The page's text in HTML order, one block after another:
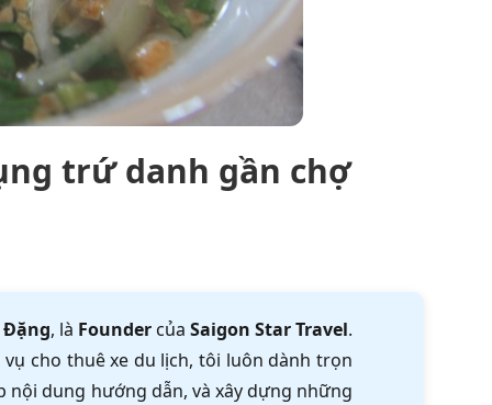
trứ danh gần chợ
, là Foundercủa Saigon Star Travel.
cho thuê xe du lịch, tôi luôn dành trọn
nội dung hướng dẫn, và xây dựng những